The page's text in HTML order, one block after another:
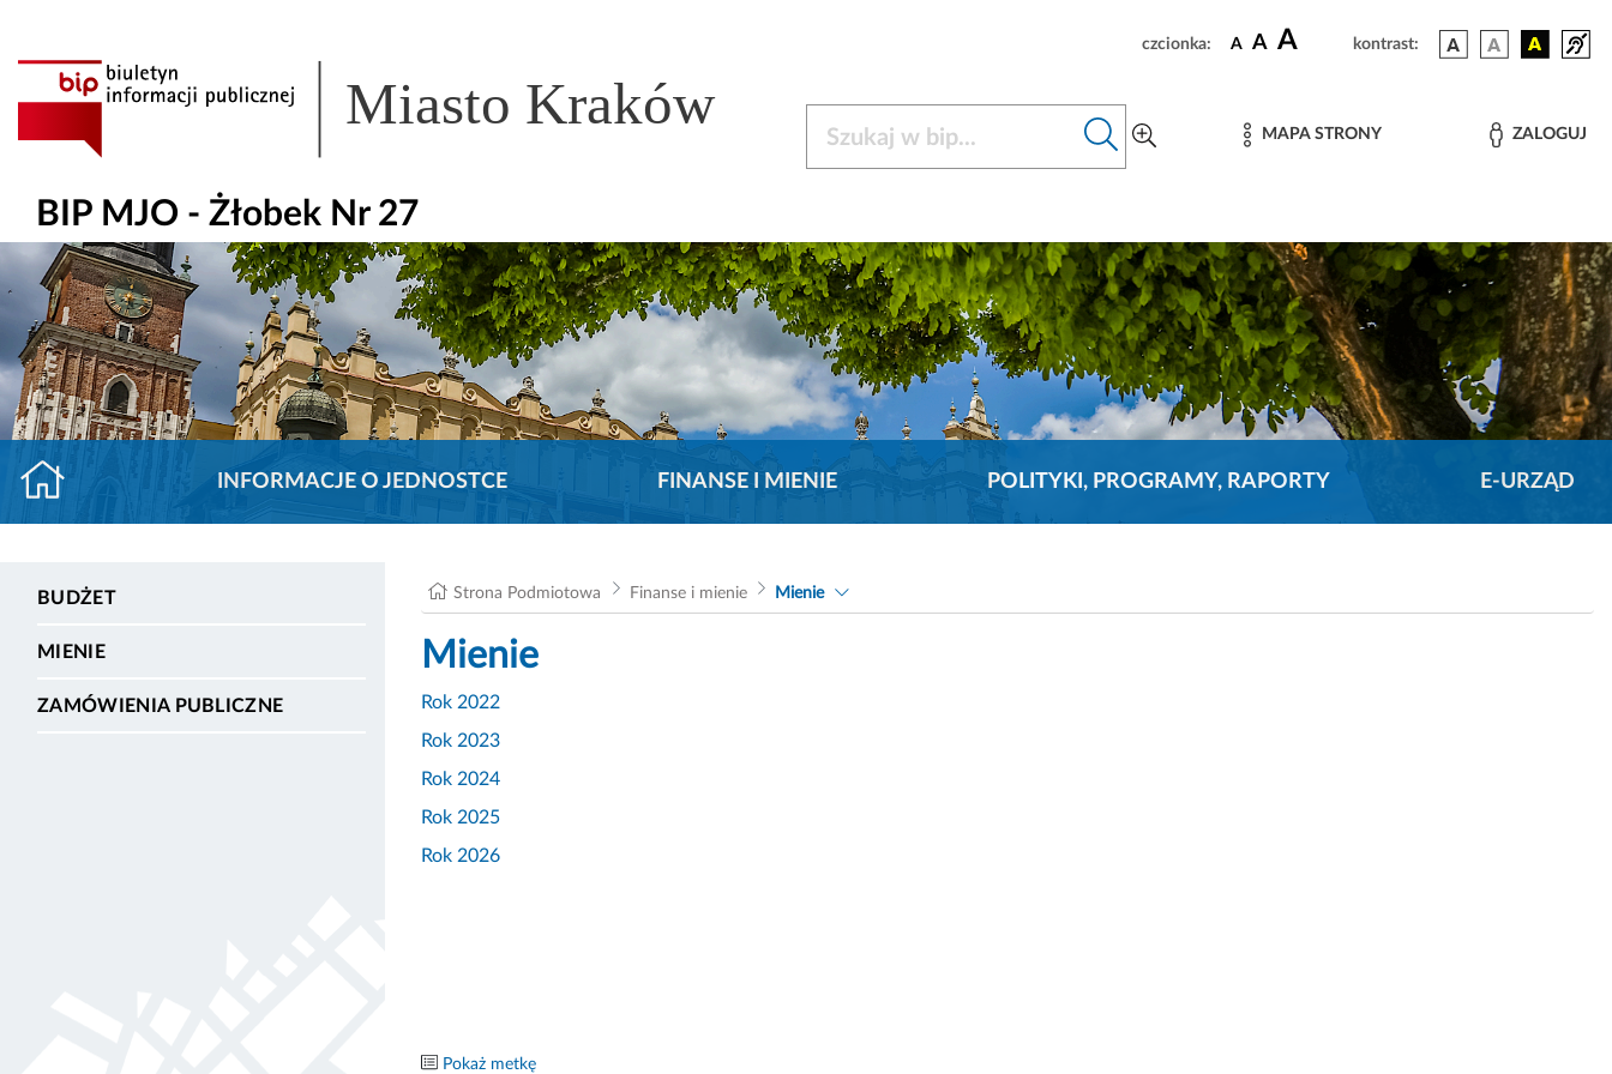
czcionka: A A A kontrast:
Miasto Kraków MAPA STRONY ZALOGUJ
BIP MJO - Żłobek Nr 27
INFORMACJE O JEDNOSTCE FINANSE I MIENIE POLITYKI, PROGRAMY, RAPORTY E-URZĄD
BUDŻET
MIENIE
ZAMÓWIENIA PUBLICZNE
Strona Podmiotowa Finanse i mienie Mienie
Mienie
Rok 2022
Rok 2023
Rok 2024
Rok 2025
Rok 2026
Pokaż metkę